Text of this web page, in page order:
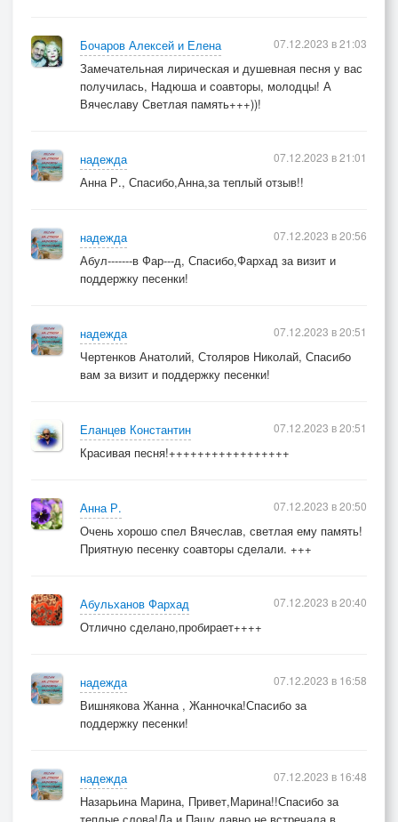
Бочаров Алексей и Елена
Замечательная лирическая и душевная песня у вас
получилась, Надюша и соавторы, молодцы! А
Вячеславу Светлая память+++))!
07.12.2023 в 21:03
надежда
Анна Р., Спасибо,Анна,за теплый отзыв!!
07.12.2023 в 21:01
надежда
Абул-------в Фар---д, Спасибо,Фархад за визит и
поддержку песенки!
07.12.2023 в 20:56
надежда
Чертенков Анатолий, Столяров Николай, Спасибо
вам за визит и поддержку песенки!
07.12.2023 в 20:51
Еланцев Константин
Красивая песня!+++++++++++++++++
07.12.2023 в 20:51
Анна Р.
Очень хорошо спел Вячеслав, светлая ему память!
Приятную песенку соавторы сделали. +++
07.12.2023 в 20:50
Абульханов Фархад
Отлично сделано,пробирает++++
07.12.2023 в 20:40
надежда
Вишнякова Жанна , Жанночка!Спасибо за
поддержку песенки!
07.12.2023 в 16:58
надежда
Назарьина Марина, Привет,Марина!!Спасибо за
07.12.2023 в 16:48